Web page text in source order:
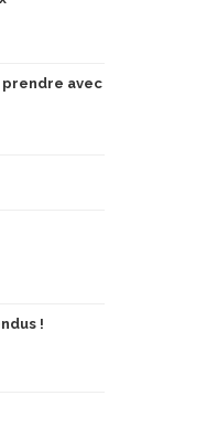
prendre avec
!